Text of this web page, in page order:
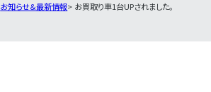
お知らせ＆最新情報 お買取り車1台UPされました。